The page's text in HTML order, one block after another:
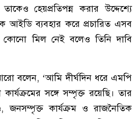
হেয়প্রতিপন্ন করার উদ্দেশ্যে
আইডি ব্যবহার করে প্রচারিত এসব
কোনো মিল নেই বলেও তিনি দাবি
বলেন, ‘আমি দীর্ঘদিন ধরে এমপি
সঙ্গে সম্পৃক্ত রয়েছি। তার
জনসম্পৃক্ত কার্যক্রম ও রাজনৈতিক